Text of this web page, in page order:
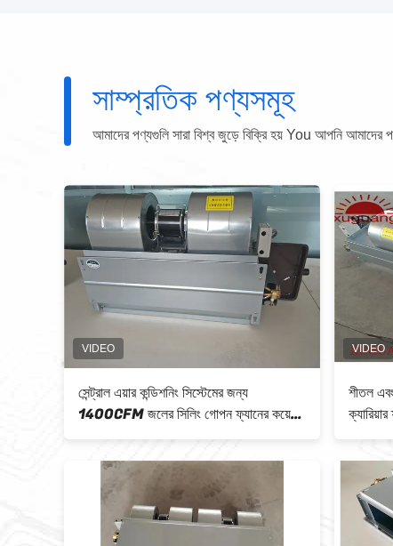
সাম্প্রতিক পণ্যসমূহ
আমাদের পণ্যগুলি সারা বিশ্ব জুড়ে বিক্রি হয় You আপনি আমাদের
সেন্ট্রাল এয়ার কন্ডিশনিং সিস্টেমের জন্য
1400CFM জলের সিলিং গোপন ফ্যানের কয়েল
ইউনিট
শীতল
FCU